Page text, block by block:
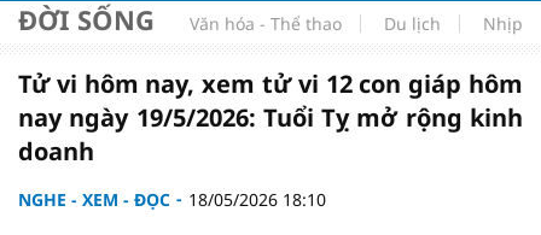
ĐỜI SỐNG Văn hóa - Thể thao Du lịch Nhịp
Tử vi hôm nay, xem tử vi 12 con giáp hôm
nay ngày 19/5/2026: Tuổi Tỵ mở rộng kinh
doanh
NGHE - XEM - ĐỌC 18/05/2026 18:10